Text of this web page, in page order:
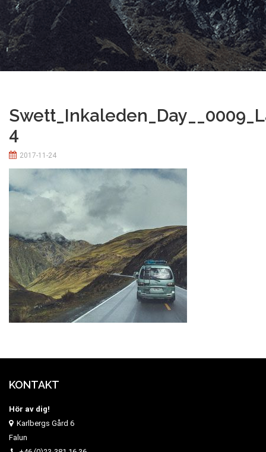
4
2017-11-24
KONTAKT
Hör av dig!
Karlbergs Gård 6
Falun